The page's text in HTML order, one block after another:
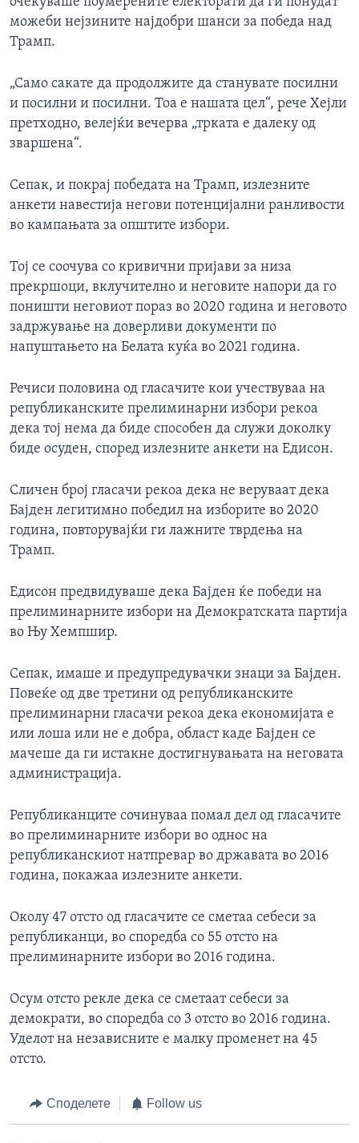
можеби нејзините најдобри шанси за победа над
Трамп.
„Само сакате да продолжите да станувате посилни
и посилни и посилни. Тоа е нашата цел“, рече Хејли
претходно, велејќи вечерва „трката е далеку од
зваршена“.
Сепак, и покрај победата на Трамп, излезните
анкети навестија негови потенцијални ранливости
во кампањата за општите избори.
Тој се соочува со кривични пријави за низа
прекршоци, вклучително и неговите напори да го
поништи неговиот пораз во 2020 година и неговото
задржување на доверливи документи по
напуштањето на Белата куќа во 2021 година.
Речиси половина од гласачите кои учествуваа на
републиканските прелиминарни избори рекоа
дека тој нема да биде способен да служи доколку
биде осуден, според излезните анкети на Едисон.
Сличен број гласачи рекоа дека не веруваат дека
Бајден легитимно победил на изборите во 2020
година, повторувајќи ги лажните тврдења на
Трамп.
Едисон предвидуваше дека Бајден ќе победи на
прелиминарните избори на Демократската партија
во Њу Хемпшир.
Сепак, имаше и предупредувачки знаци за Бајден.
Повеќе од две третини од републиканските
прелиминарни гласачи рекоа дека економијата е
или лоша или не е добра, област каде Бајден се
мачеше да ги истакне достигнувањата на неговата
администрација.
Републиканците сочинуваа помал дел од гласачите
во прелиминарните избори во однос на
републиканскиот натпревар во државата во 2016
година, покажаа излезните анкети.
Околу 47 отсто од гласачите се сметаа себеси за
републиканци, во споредба со 55 отсто на
прелиминарните избори во 2016 година.
Осум отсто рекле дека се сметаат себеси за
демократи, во споредба со 3 отсто во 2016 година.
Уделот на независните е малку променет на 45
отсто.
Споделете Follow us